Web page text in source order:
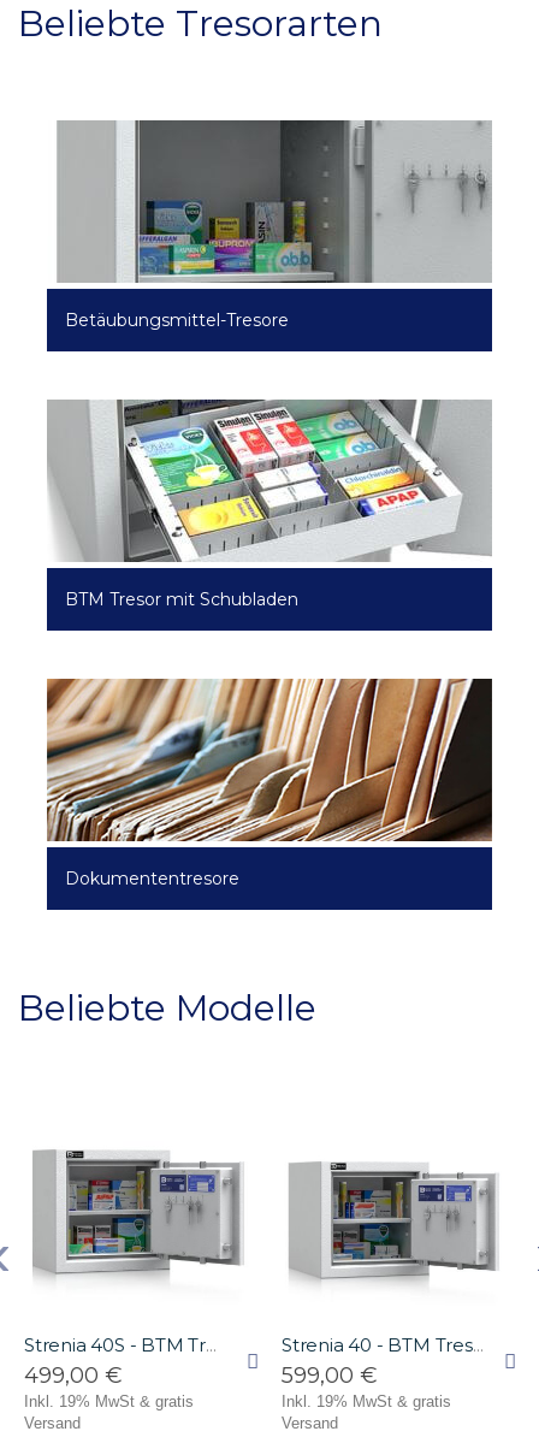
Beliebte Tresorarten
Betäubungsmittel-Tresore
BTM Tresor mit Schubladen
Dokumententresore
Beliebte Modelle
Strenia 40S - BTM Tresor Grad 1 - (40 x 40 x 27cm)
499,00 €
Inkl. 19% MwSt & gratis
Versand
Strenia 40 - BTM Tresor Grad 1 - (40 x 42 x 42cm)
599,00 €
Inkl. 19% MwSt & gratis
Versand